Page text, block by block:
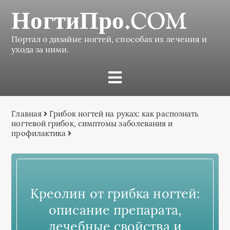
НогтиПро.COM
Портал о дизайне ногтей, способах их лечения и
ухода за ними.
Главная
Грибок ногтей на руках: как распознать
ногтевой грибок, симптомы заболевания и
профилактика
Креолин от грибка ногтей:
описание препарата,
лечебные свойства и